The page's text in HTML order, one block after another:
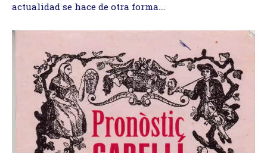
actualidad se hace de otra forma….